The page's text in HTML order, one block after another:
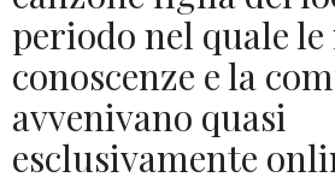
periodo nel quale le
conoscenze e la
avvenivano quasi
esclusivamente